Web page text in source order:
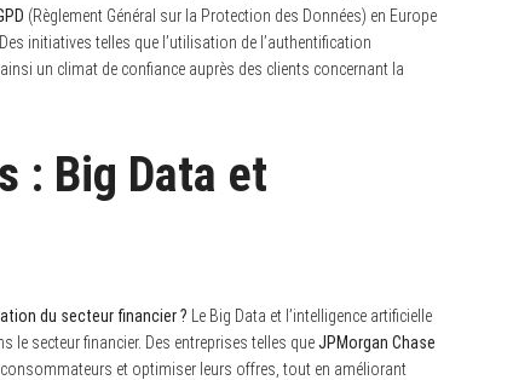
(Règlement Général sur la Protection des Données) en Europe
initiatives telles que l’utilisation de l’authentification
un climat de confiance auprès des clients concernant la
: Big Data et
du secteur financier ? Le Big Data et l’intelligence artificielle
le secteur financier. Des entreprises telles queJPMorgan Chase
et optimiser leurs offres, tout en améliorant